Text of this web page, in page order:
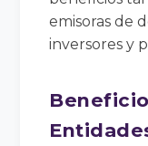
emisoras de
inversores y